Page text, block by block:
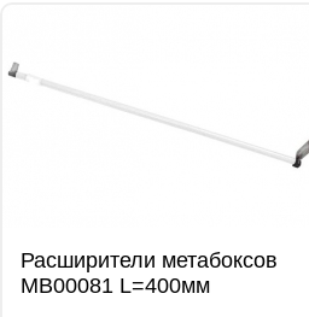
Расширители метабоксов
МВ00081 L=400мм